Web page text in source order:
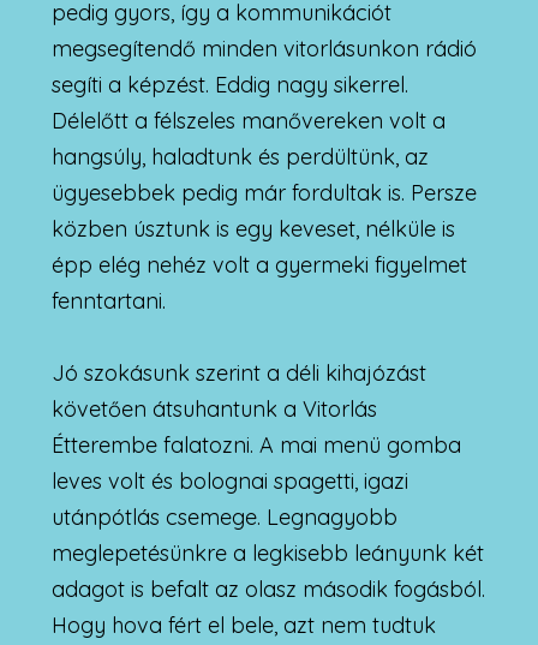
pedig gyors, így a kommunikációt
megsegítendő minden vitorlásunkon rádió
segíti a képzést. Eddig nagy sikerrel.
Délelőtt a félszeles manővereken volt a
hangsúly, haladtunk és perdültünk, az
ügyesebbek pedig már fordultak is. Persze
közben úsztunk is egy keveset, nélküle is
épp elég nehéz volt a gyermeki figyelmet
fenntartani.
Jó szokásunk szerint a déli kihajózást
követően átsuhantunk a Vitorlás
Étterembe falatozni. A mai menü gomba
leves volt és bolognai spagetti, igazi
utánpótlás csemege. Legnagyobb
meglepetésünkre a legkisebb leányunk két
adagot is befalt az olasz második fogásból.
Hogy hova fért el bele, azt nem tudtuk